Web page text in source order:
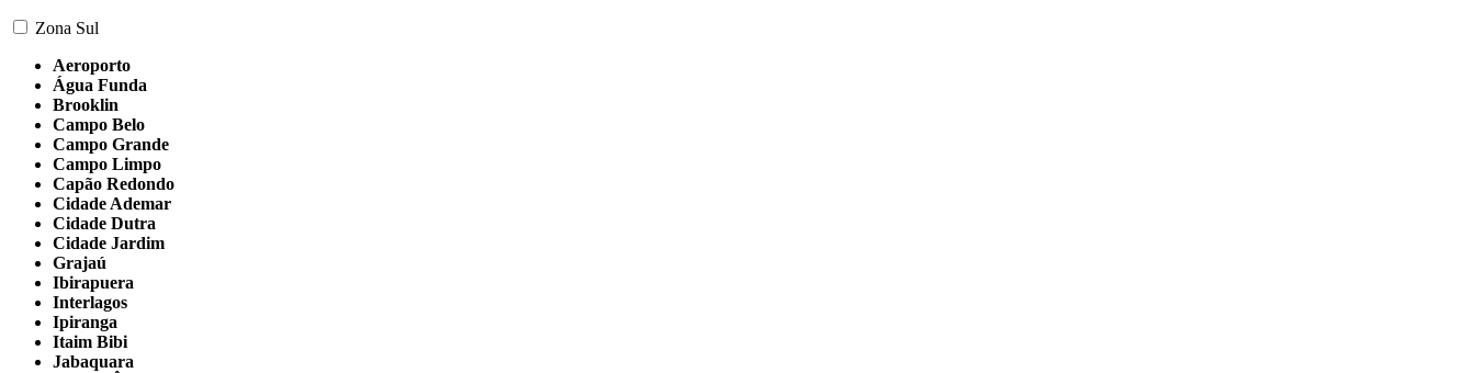
Zona Sul
Aeroporto
Água Funda
Brooklin
Campo Belo
Campo Grande
Campo Limpo
Capão Redondo
Cidade Ademar
Cidade Dutra
Cidade Jardim
Grajaú
Ibirapuera
Interlagos
Ipiranga
Itaim Bibi
Jabaquara